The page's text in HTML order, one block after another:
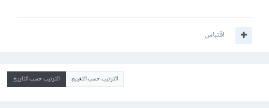
اقتباس
الترتيب حسب التقييم الترتيب حسب التاريخ